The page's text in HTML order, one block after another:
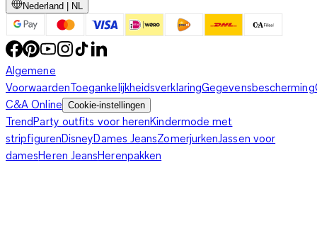
Nederland | NL
Algemene
VoorwaardenToegankelijkheidsverklaringGegevensbescherming
C&A Online Cookie-instellingen
TrendParty outfits voor herenKindermode met
stripfigurenDisneyDames JeansZomerjurkenJassen voor
damesHeren JeansHerenpakken